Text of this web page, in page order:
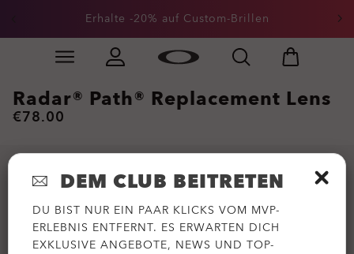
Skip to
Erhalte -20% auf Custom-Brillen
Slide 1 of 3. Erhalte -20% auf Custom-Brillen
Radar® Path® Replacement Lens
€78.00
DEM CLUB BEITRETEN
DU BIST NUR EIN PAAR KLICKS VOM MVP-
ERLEBNIS ENTFERNT. ES ERWARTEN DICH
EXKLUSIVE ANGEBOTE, NEWS UND TOP-